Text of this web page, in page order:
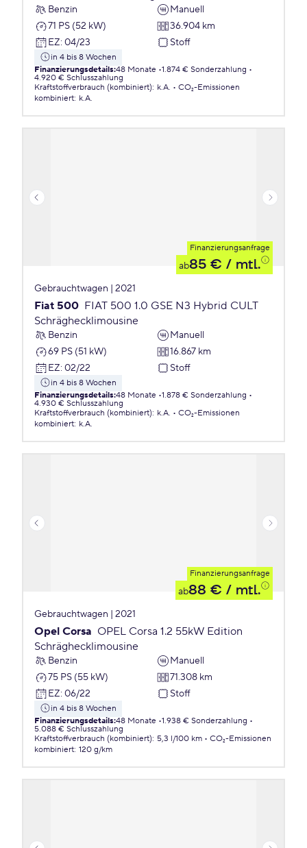
Benzin
Manuell
71 PS (52 kW)
36.904 km
EZ: 04/23 Stoff
in 4 bis 8 Wochen
Finanzierungsdetails:48 Monate 1.874 € Sonderzahlung
4.920 € Schlusszahlung
Kraftstoffverbrauch (kombiniert): k.A.
CO₂-Emissionen
kombiniert: k.A.
Finanzierungsanfrage
ab85 € / mtl.
Gebrauchtwagen | 2021
Fiat 500 FIAT 500 1.0 GSE N3 Hybrid CULT
Schräghecklimousine
Benzin
Manuell
69 PS (51 kW)
16.867 km
EZ: 02/22 Stoff
in 4 bis 8 Wochen
Finanzierungsdetails:48 Monate 1.878 € Sonderzahlung
4.930 € Schlusszahlung
Kraftstoffverbrauch (kombiniert): k.A.
CO₂-Emissionen
kombiniert: k.A.
Finanzierungsanfrage
ab88 € / mtl.
Gebrauchtwagen | 2021
Opel Corsa OPEL Corsa 1.2 55kW Edition
Schräghecklimousine
Benzin
Manuell
75 PS (55 kW)
71.308 km
EZ: 06/22 Stoff
in 4 bis 8 Wochen
Finanzierungsdetails:48 Monate 1.938 € Sonderzahlung
5.088 € Schlusszahlung
Kraftstoffverbrauch (kombiniert): 5,3 l/100 km
CO₂-Emissionen
kombiniert: 120 g/km